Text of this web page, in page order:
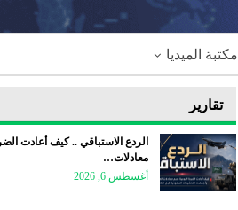
مكتبة الميديا
تقارير
الردع الاستباقي .. كيف أعادت
معادلات…
أغسطس 6, 2026